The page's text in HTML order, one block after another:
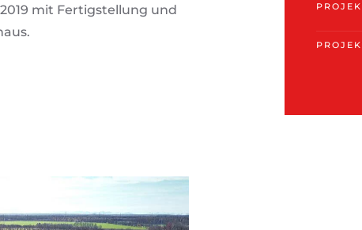
mit Fertigstellung und